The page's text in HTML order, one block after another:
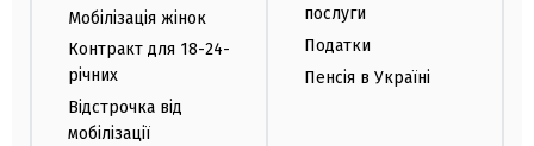
Мобілізація жінок
Контракт для 18-24-
річних
Відстрочка від
мобілізації
послуги
Податки
Пенсія в Україні